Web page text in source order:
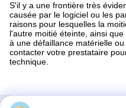
S'il y a une frontière très
causée par le logiciel ou les
raisons pour lesquelles la
l'autre moitié éteinte, ainsi
à une défaillance matérielle
contacter votre prestataire
technique.